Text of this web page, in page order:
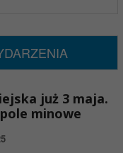
już 3 maja.
minowe